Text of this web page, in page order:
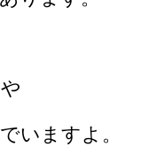
いますよ。